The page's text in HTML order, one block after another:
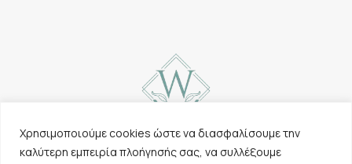
Χρησιμοποιούμε cookies ώστε να διασφαλίσουμε την
καλύτερη εμπειρία πλοήγησής σας, να συλλέξουμε
Επικοινωνία